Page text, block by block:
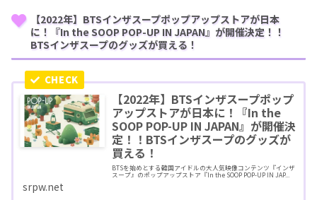
【2022年】BTSインザスープポップアップストアが日本
に！『In the SOOP POP-UP IN JAPAN』が開催決定！！
BTSインザスープのグッズが買える！
【2022年】BTSインザスープポップ
アップストアが日本に！『In the
SOOP POP-UP IN JAPAN』が開催決
定！！BTSインザスープのグッズが
買える！
BTSを始めとする韓国アイドルの大人気映像コンテンツ『インザ
スープ』のポップアップストア『In the SOOP POP-UP IN JAP...
srpw.net